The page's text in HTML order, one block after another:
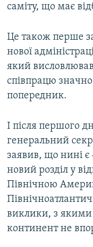
саміту, що має
Це також перше
нової
який
співпрацю
попередник.
І після першого
генеральний
заявив, що нині є
новий розділ у
Північною
виклики, з якими
континент не